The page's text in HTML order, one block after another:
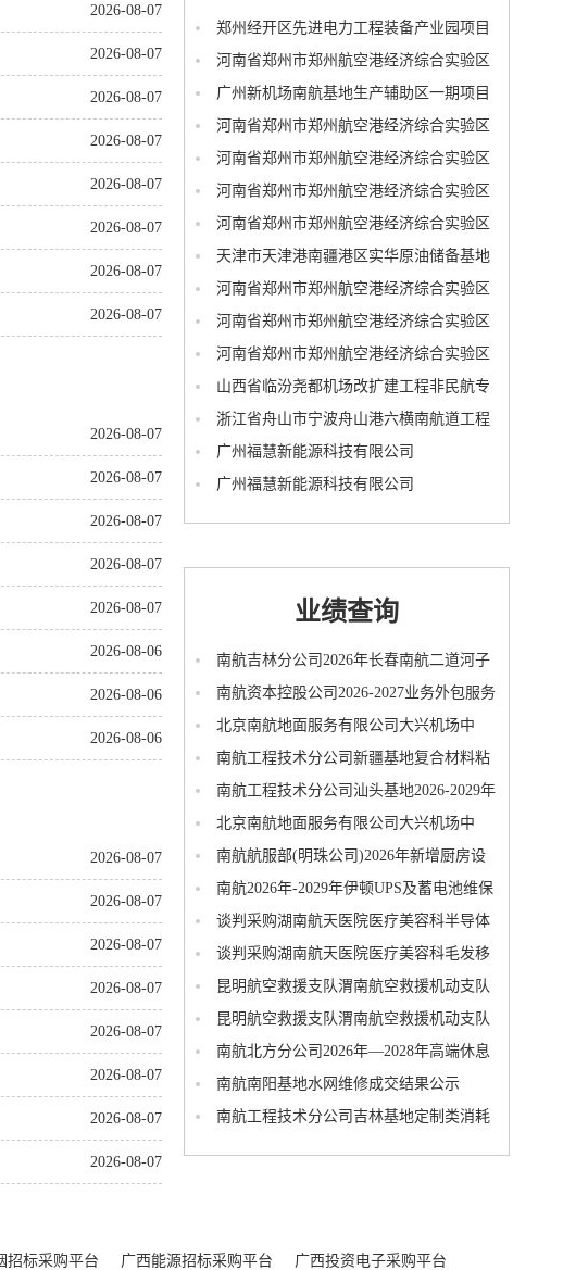
2026-08-07
2026-08-07
2026-08-07
2026-08-07
2026-08-07
2026-08-07
2026-08-07
2026-08-07
2026-08-07
2026-08-07
2026-08-07
2026-08-07
2026-08-07
2026-08-06
2026-08-06
2026-08-06
2026-08-07
2026-08-07
2026-08-07
2026-08-07
2026-08-07
2026-08-07
2026-08-07
2026-08-07
郑州经开区先进电力工程装备产业园项目
河南省郑州市郑州航空港经济综合实验区
腾飞变、康德变110千伏电力管道土建工程
广州新机场南航基地生产辅助区一期项目
河南省郑州市郑州航空港经济综合实验区
青州明渠(黄海路-东海路段)防洪排涝安全提
升工程等4项工程1标段
河南省郑州市郑州航空港经济综合实验区
青州明渠(黄海路-东海路段)防洪排涝安全提
升工程等4项工程2标段
河南省郑州市郑州航空港经济综合实验区
青州明渠(黄海路-东海路段)防洪排涝安全提
升工程等4项工程3标段
河南省郑州市郑州航空港经济综合实验区
青州明渠(黄海路-东海路段)防洪排涝安全提
升工程等4项工程4标段
天津市天津港南疆港区实华原油储备基地
扩能升级配套道路工程
河南省郑州市郑州航空港经济综合实验区
浮清河(淮海路～南海大道下游段)防洪排涝安
全提升工程
河南省郑州市郑州航空港经济综合实验区
浮清河(淮海路～南海大道下游段)防洪排涝安
全提升工程
河南省郑州市郑州航空港经济综合实验区
第三水厂及配套管网工程
山西省临汾尧都机场改扩建工程非民航专
业工程浙江省舟山市宁波舟山港六横南航道工程
广州福慧新能源科技有限公司
100MW/200MWh独立储能电站(一期)项目
广州福慧新能源科技有限公司
业绩查询
南航吉林分公司2026年长春南航二道河子
机场地块秩序维护采购项目(二次采购)成交结
果公示
南航资本控股公司2026-2027业务外包服务
采购项目二次谈判成交结果公示
北京南航地面服务有限公司大兴机场中
转、航延酒店(2026)项目重新招标-包1:中转、
航延A类酒店(北京地区)项目中标公告
南航工程技术分公司新疆基地复合材料粘
接检测仪成交结果公示
南航工程技术分公司汕头基地2026-2029年
机务勤务及清洁服务招标项目重新招标成交
结果公示
北京南航地面服务有限公司大兴机场中
转、航延酒店(2026)项目重新招标-包3:中转、
航延C类酒店(北京地区)中标公告
南航航服部(明珠公司)2026年新增厨房设
备、制冷设备采购项目成交结果公示
南航2026年-2029年伊顿UPS及蓄电池维保
采购项目第二次询比成交结果公示
谈判采购湖南航天医院医疗美容科半导体
激光治疗机采购项目
谈判采购湖南航天医院医疗美容科毛发移
植机(手术动力系统)采购项目
昆明航空救援支队渭南航空救援机动支队
饮食社会化服务保障项目成交公告
昆明航空救援支队渭南航空救援机动支队
筹备组主副食品采购项目成交公告
南航北方分公司2026年—2028年高端休息
区保洁采购项目成交结果公示
南航南阳基地水网维修成交结果公示
南航工程技术分公司吉林基地定制类消耗
招标采购平台 广西能源招标采购平台 广西投资电子采购平台